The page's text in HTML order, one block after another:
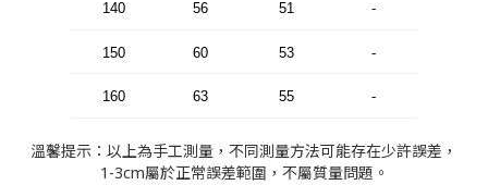
140 56 51 -
150 60 53 -
160 63 55 -
溫馨提示：以上為手工測量，不同測量方法可能存在少許誤差，
1-3cm屬於正常誤差範圍，不屬質量問題。